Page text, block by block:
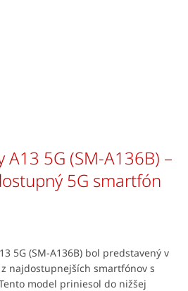
A13 5G (SM-A136B) –
5G smartfón
5G (SM-A136B) bol predstavený v
najdostupnejších smartfónov s
model priniesol do nižšej